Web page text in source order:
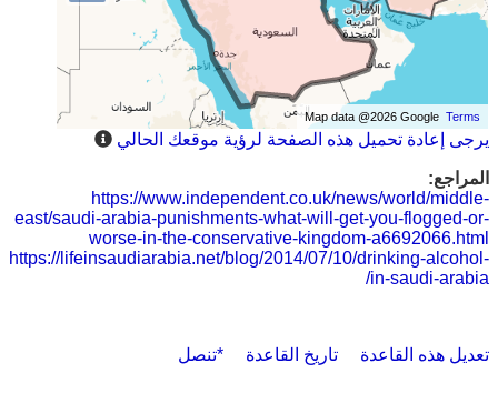
Map data @2026 GoogleTerms
يرجى إعادة تحميل هذه الصفحة لرؤية موقعك الحالي
المراجع:
https://www.independent.co.uk/news/world/middle-
east/saudi-arabia-punishments-what-will-get-you-flogged-or-
worse-in-the-conservative-kingdom-a6692066.html
https://lifeinsaudiarabia.net/blog/2014/07/10/drinking-alcohol-
in-saudi-arabia/
تعديل هذه القاعدة تاريخ القاعدة *تنصل